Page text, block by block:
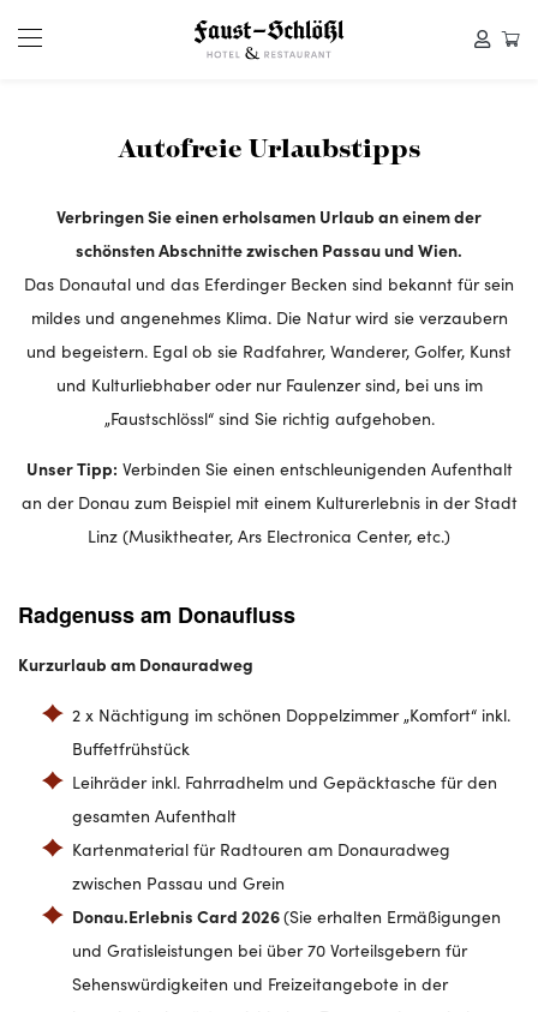
Autofreie Urlaubstipps
Verbringen Sie einen erholsamen Urlaub an einem der
schönsten Abschnitte zwischen Passau und Wien.
Das Donautal und das Eferdinger Becken sind bekannt für sein
mildes und angenehmes Klima. Die Natur wird sie verzaubern
und begeistern. Egal ob sie Radfahrer, Wanderer, Golfer, Kunst
und Kulturliebhaber oder nur Faulenzer sind, bei uns im
„Faustschlössl“ sind Sie richtig aufgehoben.
Unser Tipp: Verbinden Sie einen entschleunigenden Aufenthalt
an der Donau zum Beispiel mit einem Kulturerlebnis in der Stadt
Linz (Musiktheater, Ars Electronica Center, etc.)
Radgenuss am Donaufluss
Kurzurlaub am Donauradweg
2 x Nächtigung im schönen Doppelzimmer „Komfort“ inkl.
Buffetfrühstück
Leihräder inkl. Fahrradhelm und Gepäcktasche für den
gesamten Aufenthalt
Kartenmaterial für Radtouren am Donauradweg
zwischen Passau und Grein
Donau.Erlebnis Card 2026(Sie erhalten Ermäßigungen
und Gratisleistungen bei über 70 Vorteilsgebern für
Sehenswürdigkeiten und Freizeitangebote in der